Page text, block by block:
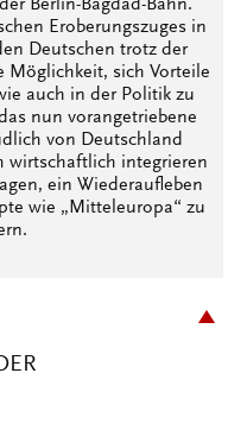
Berlin-Bagdad-Bahn.
Eroberungszuges in
Deutschen trotz der
Möglichkeit, sich Vorteile
auch in der Politik zu
nun vorangetriebene
von Deutschland
wirtschaftlich integrieren
ein Wiederaufleben
wie „Mitteleuropa“ zu